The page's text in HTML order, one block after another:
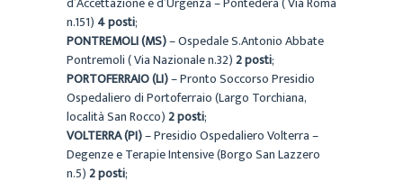
n.151) 4 posti;
PONTREMOLI (MS)– Ospedale S.Antonio Abbate
Pontremoli ( Via Nazionale n.32)2 posti;
PORTOFERRAIO (LI)– Pronto Soccorso Presidio
Ospedaliero di Portoferraio (Largo Torchiana,
località San Rocco)2 posti;
VOLTERRA (PI)– Presidio Ospedaliero Volterra –
Degenze e Terapie Intensive (Borgo San Lazzero
n.5)2 posti;